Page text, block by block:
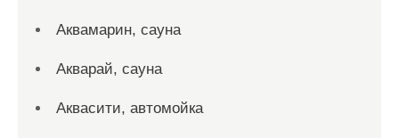
Аквамарин, сауна
Акварай, сауна
Аквасити, автомойка